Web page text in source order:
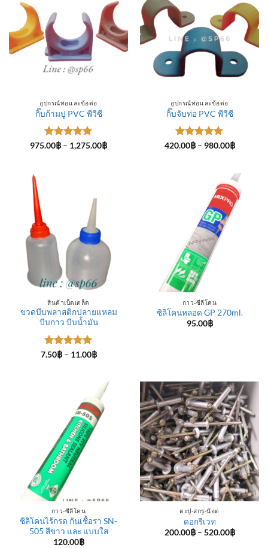
อุปกรณ์ท่อและข้อต่อ
กิ๊บก้ามปู PVC พีวีซี
ให้คะแนน
975.00฿ – 1,275.00฿Price
อุปกรณ์ท่อและข้อต่อ
กิ๊บจับท่อ PVC พีวีซี
ให้คะแนน
420.00฿ – 980.00฿Price
980.00฿
สินค้าเบ็ดเตล็ด
ขวดบีบพลาสติกปลายแหลม
บีบกาว บีบน้ำมัน
ให้คะแนน
7.50฿ – 11.00฿Price
11.00฿
กาว-ซีลีโคน
ซิลิโคนหลอด GP 270ml.
95.00฿
กาว-ซีลีโคน
ซิลิโคนไร้กรด กันเชื้อรา SN-
505 สีขาว และ แบบใส
120.00฿
ตะปู-สกรู-น๊อต
ดอกรีเวท
200.00฿ – 520.00฿Price